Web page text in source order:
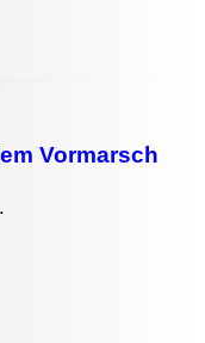
Vormarsch